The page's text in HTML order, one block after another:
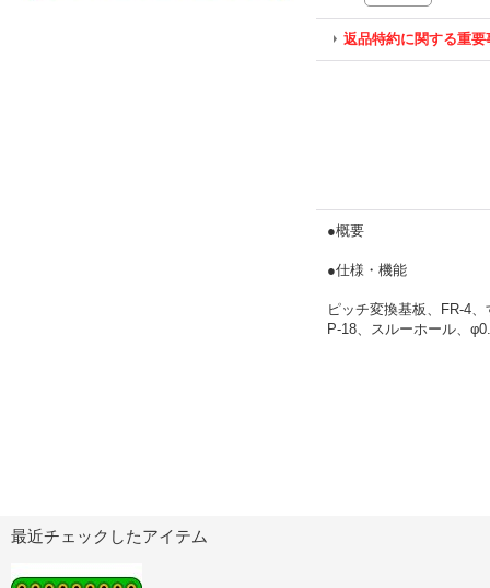
返品特約に関する重要
●概要
●仕様・機能
ピッチ変換基板、FR-4
P-18、スルーホール、
最近チェックしたアイテム